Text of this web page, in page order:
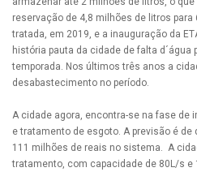
reservação de 4,8 milhões de litros
tratada, em 2019, e a inauguração da
história pauta da cidade de falta d´água
temporada. Nos últimos três anos a
desabastecimento no período.
A cidade agora, encontra-se na fase de
e tratamento de esgoto. A previsão é
111 milhões de reais no sistema. A
tratamento, com capacidade de 80L/s